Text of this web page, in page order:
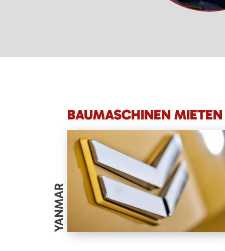
BAUMASCHINEN
YANMAR